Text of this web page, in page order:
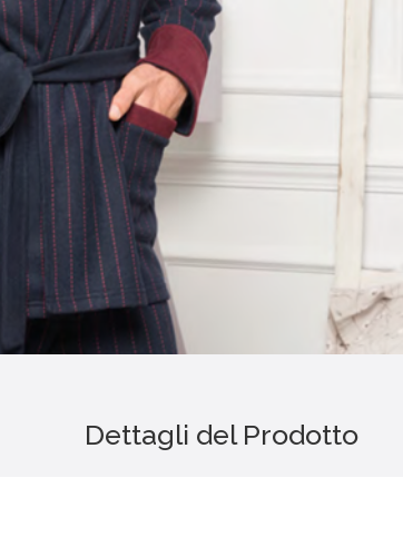
Dettagli del Prodotto